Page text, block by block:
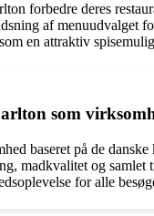
forbedre deres
af menuudvalget
en attraktiv
som
baseret på de
madkvalitet og
for alle